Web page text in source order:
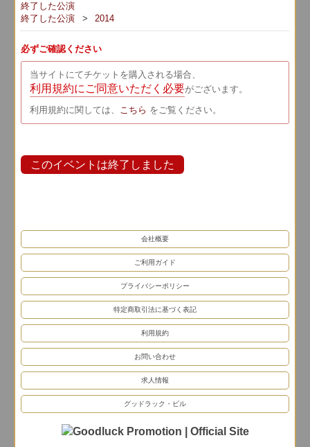
終了した公演
終了した公演
2014
必ずご確認ください
当サイトにてチケットを購入される場合、
利用規約にご同意いただく必要がございます。
利用規約に関しては、 こちら をご覧ください。
会社概要
ご利用ガイド
プライバシーポリシー
特定商取引法に基づく表記
利用規約
お問い合わせ
求人情報
グッドラック・ビル